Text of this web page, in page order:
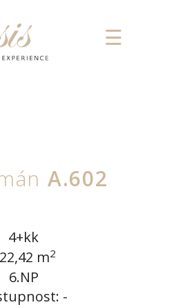
A.602
4+kk
m2
6.NP
-